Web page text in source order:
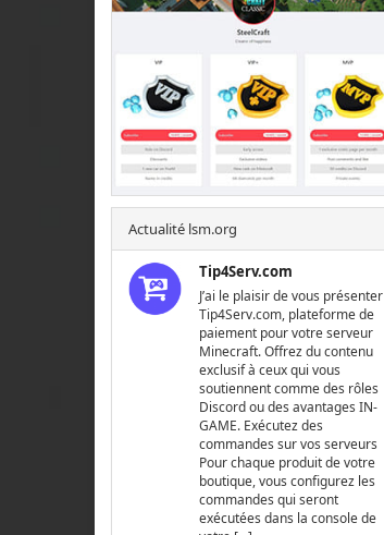
Actualité lsm.org
Tip4Serv.com
J’ai le plaisir de vous présenter
Tip4Serv.com, plateforme de
paiement pour votre serveur
Minecraft. Offrez du contenu
exclusif à ceux qui vous
soutiennent comme des rôles
Discord ou des avantages IN-
GAME. Exécutez des
commandes sur vos serveurs
Pour chaque produit de votre
boutique, vous configurez les
commandes qui seront
exécutées dans la console de